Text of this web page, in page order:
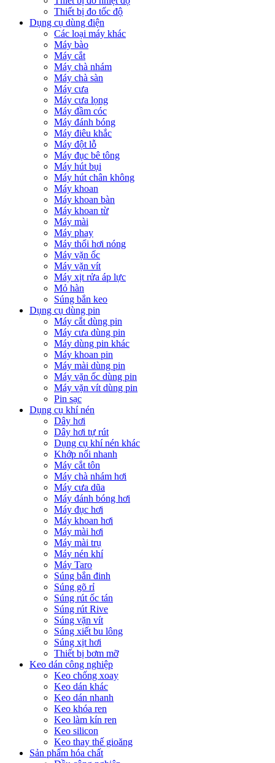
Thiết bị đo tốc độ
Dụng cụ dùng điện
Các loại máy khác
Máy bào
Máy cắt
Máy chà nhám
Máy chà sàn
Máy cưa
Máy cưa lọng
Máy đầm cóc
Máy đánh bóng
Máy điêu khắc
Máy đột lỗ
Máy đục bê tông
Máy hút bụi
Máy hút chân không
Máy khoan
Máy khoan bàn
Máy khoan từ
Máy mài
Máy phay
Máy thổi hơi nóng
Máy vặn ốc
Máy vặn vít
Máy xịt rửa áp lực
Mỏ hàn
Súng bắn keo
Dụng cụ dùng pin
Máy cắt dùng pin
Máy cưa dùng pin
Máy dùng pin khác
Máy khoan pin
Máy mài dùng pin
Máy vặn ốc dùng pin
Máy vặn vít dùng pin
Pin sạc
Dụng cụ khí nén
Dây hơi
Dây hơi tự rút
Dụng cụ khí nén khác
Khớp nối nhanh
Máy cắt tôn
Máy chà nhám hơi
Máy cưa dũa
Máy đánh bóng hơi
Máy đục hơi
Máy khoan hơi
Máy mài hơi
Máy mài trụ
Máy nén khí
Máy Taro
Súng bắn đinh
Súng gõ rỉ
Súng rút ốc tán
Súng rút Rive
Súng vặn vít
Súng xiết bu lông
Súng xịt hơi
Thiết bị bơm mỡ
Keo dán công nghiệp
Keo chống xoay
Keo dán khác
Keo dán nhanh
Keo khóa ren
Keo làm kín ren
Keo silicon
Keo thay thế gioăng
Sản phẩm hóa chất